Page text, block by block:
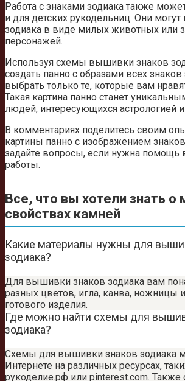
Работа с знаками зодиака также
и для детских рукодельниц. Они
зодиака в виде милых животных или
персонажей.
Используя схемы вышивки знаков
создать панно с образами всех знаков
выбрать только те, которые вам
Такая картина панно станет
людей, интересующихся астрологией
В комментариях поделитесь своим
картины панно с изображением
задайте вопросы, если нужна помощь
работы.
Все, что вы хотели знать о
свойствах камней
Какие материалы нужны для
зодиака?
Для вышивки знаков зодиака вам
разных цветов, игла, канва, ножницы
готового изделия.
Где можно найти схемы для
зодиака?
Схемы для вышивки знаков зодиака
Интернете на различных ресурсах,
рукоделие.рф или pinterest.com. Также